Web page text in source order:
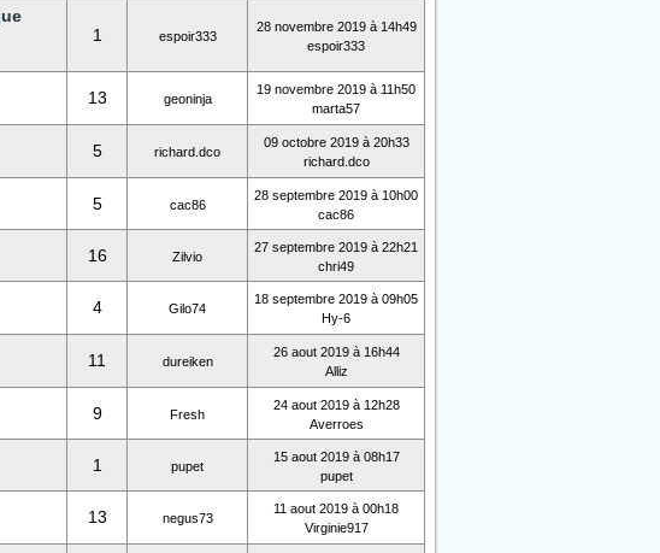
1 espoir333
28 novembre 2019 à 14h49
espoir333
13 geoninja
19 novembre 2019 à 11h50
marta57
5 richard.dco
09 octobre 2019 à 20h33
richard.dco
5 cac86
28 septembre 2019 à 10h00
cac86
16 Zilvio
27 septembre 2019 à 22h21
chri49
4 Gilo74
18 septembre 2019 à 09h05
Hy-6
11 dureiken
26 aout 2019 à 16h44
Alliz
9 Fresh
24 aout 2019 à 12h28
Averroes
1 pupet
15 aout 2019 à 08h17
pupet
13 negus73
11 aout 2019 à 00h18
Virginie917